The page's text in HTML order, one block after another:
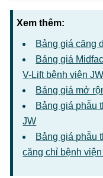
Xem thêm:
Bảng giá căng
Bảng giá
V-Lift bệnh viện JW
Bảng giá mở
Bảng giá phẫu
JW
Bảng giá phẫu
căng chỉ bệnh